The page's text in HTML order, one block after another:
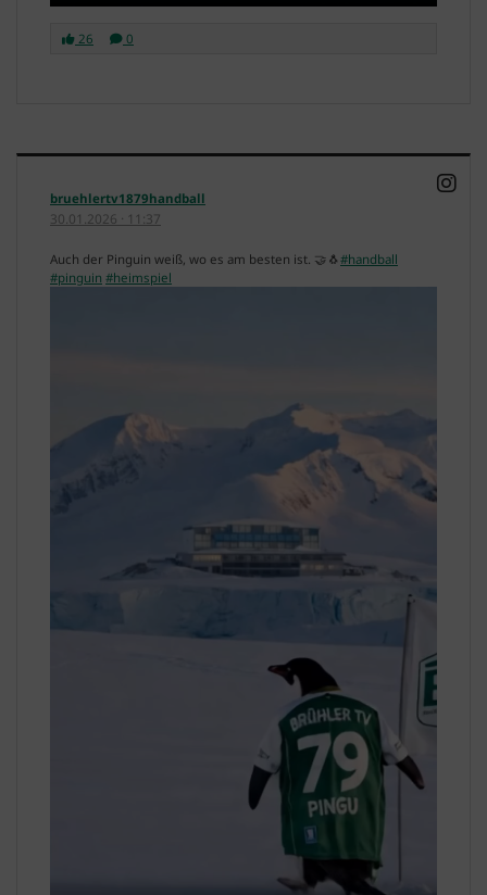
26 0
bruehlertv1879handball
30.01.2026 · 11:37
Auch der Pinguin weiß, wo es am besten ist. 🤝🐧 #handball
#pinguin #heimspiel